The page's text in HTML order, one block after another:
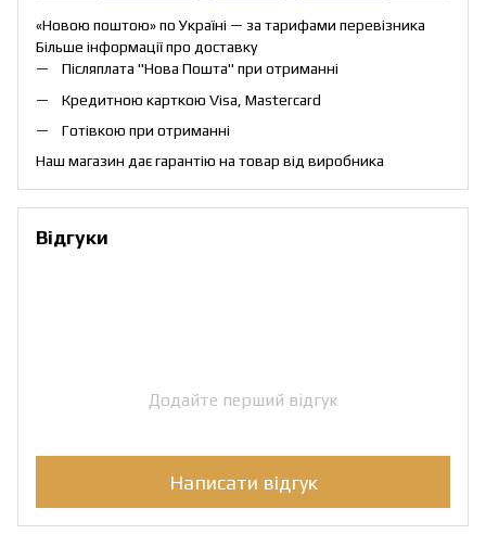
«Новою поштою» по Україні — за тарифами перевізника
Більше інформації про доставку
Післяплата "Нова Пошта" при отриманні
Кредитною карткою Visa, Mastercard
Готівкою при отриманні
Наш магазин дає гарантію на товар від виробника
Відгуки
Додайте перший відгук
Написати відгук